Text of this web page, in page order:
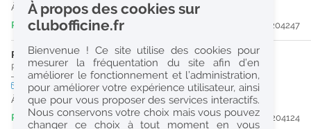
À partir du 27/08/26
Publiée il y a 2 jour(s)
#204247
PRÉPARATEUR EN PHARMACIE (H/F)
Pharmacie d'Officine|47300Villeneuve-Sur-Lot
CDI temps plein
À partir du 01/11/26
Publiée il y a 3 jour(s)
#204124
À propos des cookies sur
clubofficine.fr
Bienvenue ! Ce site utilise des cookies pour
mesurer la fréquentation du site afin d’en
améliorer le fonctionnement et l’administration,
pour améliorer votre expérience utilisateur, ainsi
que pour vous proposer des services interactifs.
Nous conservons votre choix mais vous pouvez
changer ce choix à tout moment en vous